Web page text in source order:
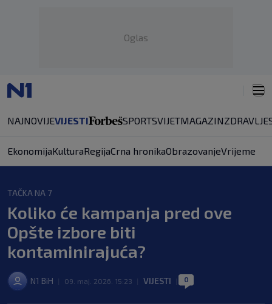
Oglas
NAJNOVIJEVIJESTI SPORTSVIJETMAGAZINZDRAVLJE
EkonomijaKulturaRegijaCrna hronikaObrazovanjeVrijeme
TAČKA NA 7
Koliko će kampanja pred ove
Opšte izbore biti
kontaminirajuća?
N1 BiH 09. maj. 2026. 15:23 VIJESTI 0